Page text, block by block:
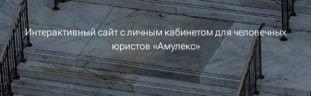
Интерактивный сайт с личным кабинетом для человечных
юристов «Амулекс»